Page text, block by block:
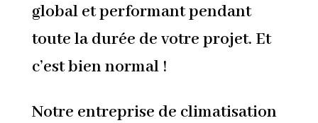
global et performant pendant
toute la durée de votre projet. Et
c’est bien normal !
Notre entreprise de climatisation